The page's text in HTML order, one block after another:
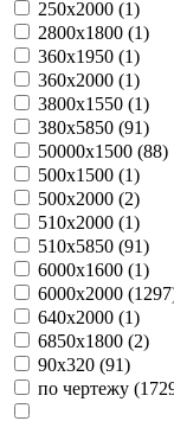
250х2000 (1)
2800х1800 (1)
360х1950 (1)
360х2000 (1)
3800х1550 (1)
380х5850 (91)
50000х1500 (88)
500х1500 (1)
500х2000 (2)
510х2000 (1)
510х5850 (91)
6000х1600 (1)
6000х2000 (1297
640х2000 (1)
6850х1800 (2)
90х320 (91)
по чертежу (